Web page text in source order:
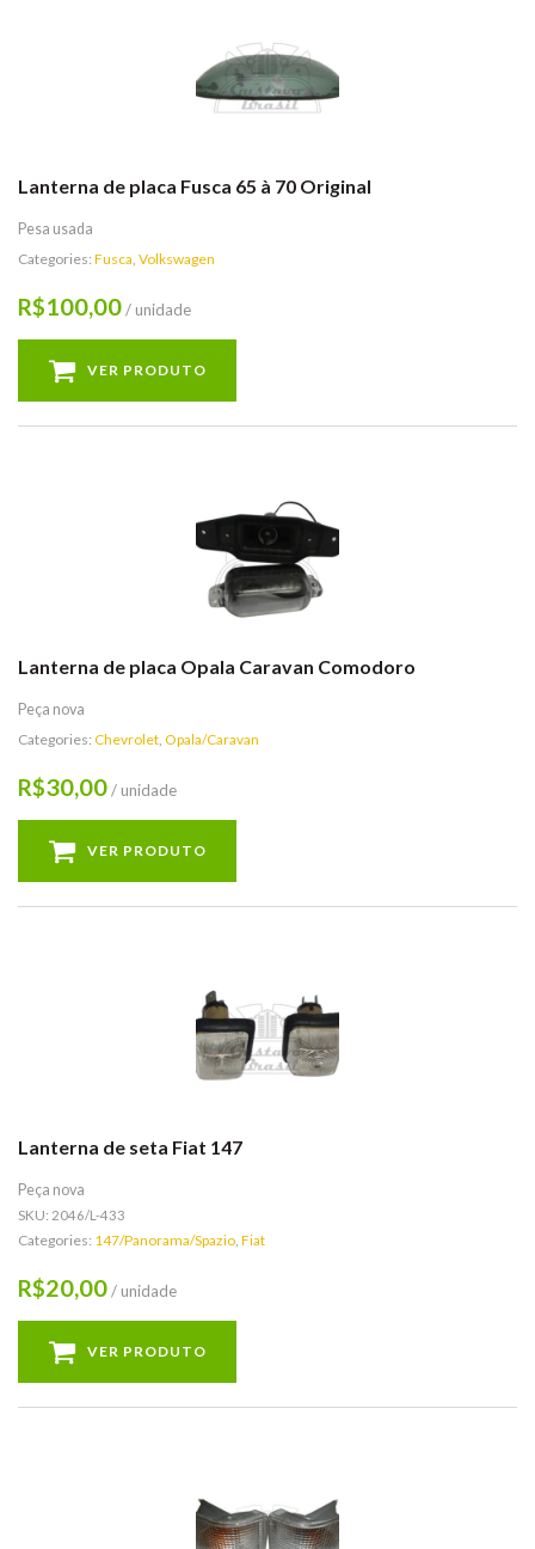
Lanterna de placa Fusca 65 à 70 Original
Pesa usada
Categories: Fusca, Volkswagen
R$100,00/ unidade
VER PRODUTO
Lanterna de placa Opala Caravan Comodoro
Peça nova
Categories: Chevrolet, Opala/Caravan
R$30,00/ unidade
VER PRODUTO
Lanterna de seta Fiat 147
Peça nova
SKU: 2046/L-433
Categories: 147/Panorama/Spazio, Fiat
R$20,00/ unidade
VER PRODUTO